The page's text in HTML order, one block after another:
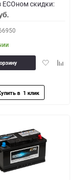
ECOном скидки:
Добавить